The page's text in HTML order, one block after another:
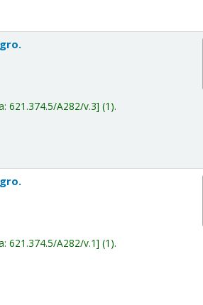
621.374.5/A282/v.3 (1).
621.374.5/A282/v.1 (1).